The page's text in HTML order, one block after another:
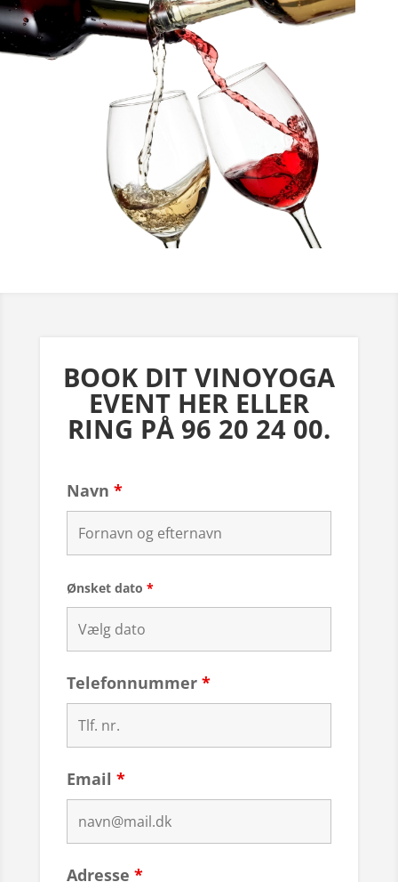
BOOK DIT VINOYOGA
EVENT HER ELLER
RING PÅ 96 20 24 00.
Navn *
Ønsket dato *
Telefonnummer *
Email *
Adresse *